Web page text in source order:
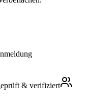
& verifiziert